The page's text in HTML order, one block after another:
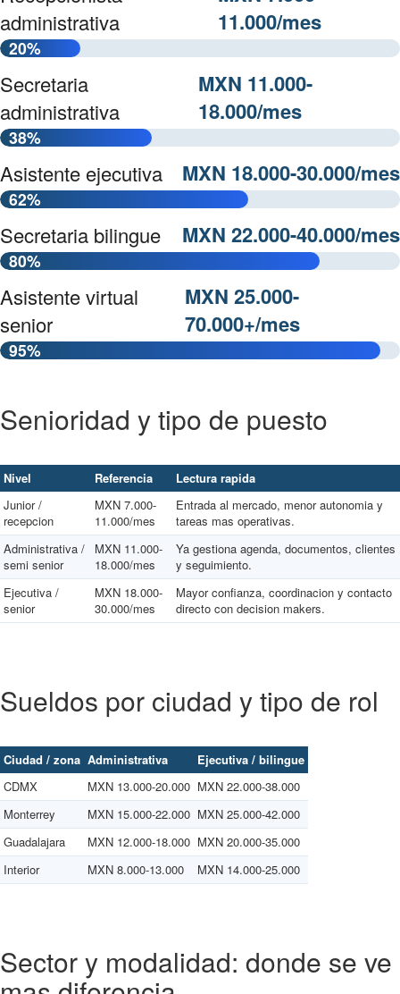
administrativa
11.000/mes
20%
Secretaria
administrativa
MXN 11.000-
18.000/mes
38%
Asistente ejecutiva MXN 18.000-30.000/mes
62%
Secretaria bilingue MXN 22.000-40.000/mes
80%
Asistente virtual
senior
MXN 25.000-
70.000+/mes
95%
Senioridad y tipo de puesto
Nivel Referencia
Lectura rapida
Junior /
recepcion
MXN 7.000-
11.000/mes
Entrada al mercado, menor autonomia y
tareas mas operativas.
Administrativa /
semi senior
MXN 11.000-
18.000/mes
Ya gestiona agenda, documentos, clientes
y seguimiento.
Ejecutiva /
senior
MXN 18.000-
30.000/mes
Mayor confianza, coordinacion y contacto
directo con decision makers.
Sueldos por ciudad y tipo de rol
Ciudad / zona Administrativa
Ejecutiva / bilingue
CDMX
MXN 13.000-20.000 MXN 22.000-38.000
Monterrey
MXN 15.000-22.000 MXN 25.000-42.000
Guadalajara
MXN 12.000-18.000 MXN 20.000-35.000
Interior
MXN 8.000-13.000 MXN 14.000-25.000
Sector y modalidad: donde se ve